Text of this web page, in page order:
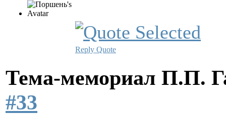
Reply Quote
Тема-мемориал П.П.
#33